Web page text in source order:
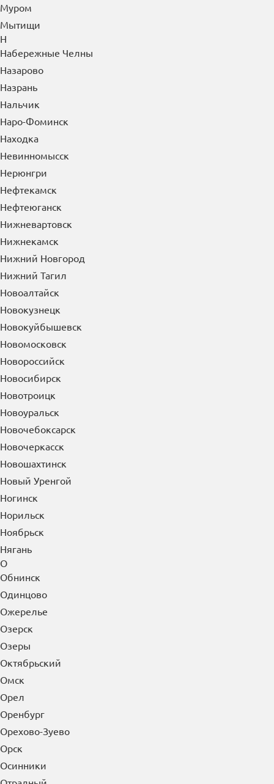
Муром
Мытищи
Н
Набережные Челны
Назарово
Назрань
Нальчик
Наро-Фоминск
Находка
Невинномысск
Нерюнгри
Нефтекамск
Нефтеюганск
Нижневартовск
Нижнекамск
Нижний Новгород
Нижний Тагил
Новоалтайск
Новокузнецк
Новокуйбышевск
Новомосковск
Новороссийск
Новосибирск
Новотроицк
Новоуральск
Новочебоксарск
Новочеркасск
Новошахтинск
Новый Уренгой
Ногинск
Норильск
Ноябрьск
Нягань
О
Обнинск
Одинцово
Ожерелье
Озерск
Озеры
Октябрьский
Омск
Орел
Оренбург
Орехово-Зуево
Орск
Осинники